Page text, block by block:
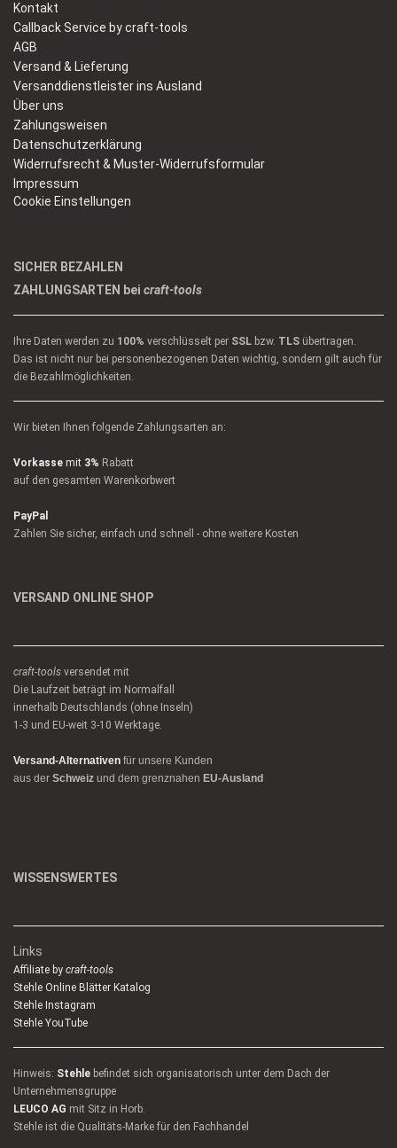
Kontakt
Callback Service by craft-tools
AGB
Versand & Lieferung
Versanddienstleister ins Ausland
Über uns
Zahlungsweisen
Datenschutzerklärung
Widerrufsrecht & Muster-Widerrufsformular
Impressum
Cookie Einstellungen
SICHER BEZAHLEN
ZAHLUNGSARTEN bei craft-tools
Ihre Daten werden zu 100% verschlüsselt per SSL bzw. TLS übertragen.
Das ist nicht nur bei personenbezogenen Daten wichtig, sondern gilt auch für
die Bezahlmöglichkeiten.
Wir bieten Ihnen folgende Zahlungsarten an:
Vorkasse mit 3% Rabatt
auf den gesamten Warenkorbwert
PayPal
Zahlen Sie sicher, einfach und schnell - ohne weitere Kosten
VERSAND ONLINE SHOP
craft-tools versendet mit
Die Laufzeit beträgt im Normalfall
innerhalb Deutschlands (ohne Inseln)
1-3 und EU-weit 3-10 Werktage.
Versand-Alternativen für unsere Kunden
aus der Schweiz und dem grenznahen EU-Ausland
WISSENSWERTES
Links
Affiliate by craft-tools
Stehle Online Blätter Katalog
Stehle Instagram
Stehle YouTube
Hinweis: Stehle befindet sich organisatorisch unter dem Dach der
Unternehmensgruppe
LEUCO AG mit Sitz in Horb.
Stehle ist die Qualitäts-Marke für den Fachhandel